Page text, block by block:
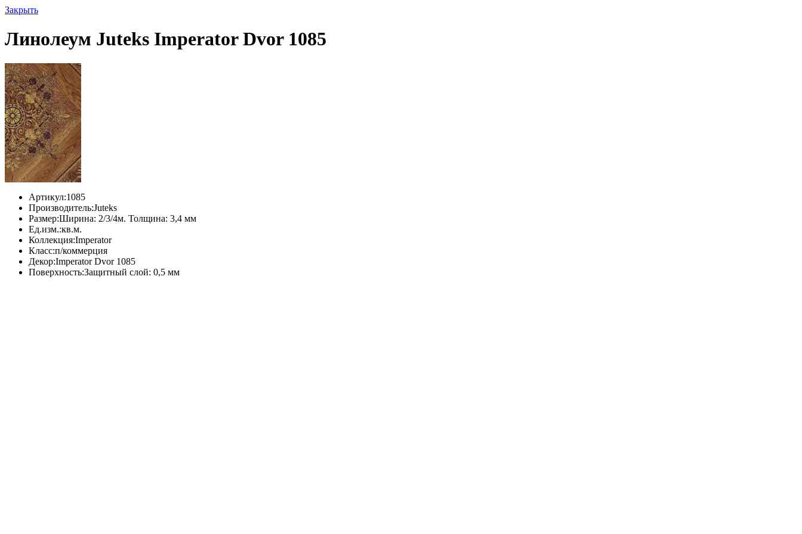
Закрыть
Линолеум Juteks Imperator Dvor 1085
Артикул:1085
Производитель:Juteks
Размер:Ширина: 2/3/4м. Толщина: 3,4 мм
Ед.изм.:кв.м.
Коллекция:Imperator
Класс:п/коммерция
Декор:Imperator Dvor 1085
Поверхность:Защитный слой: 0,5 мм